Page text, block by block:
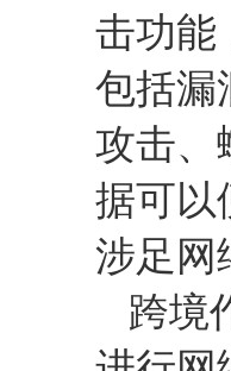
击功能
包括漏
攻击、
据可以
涉足网
跨境